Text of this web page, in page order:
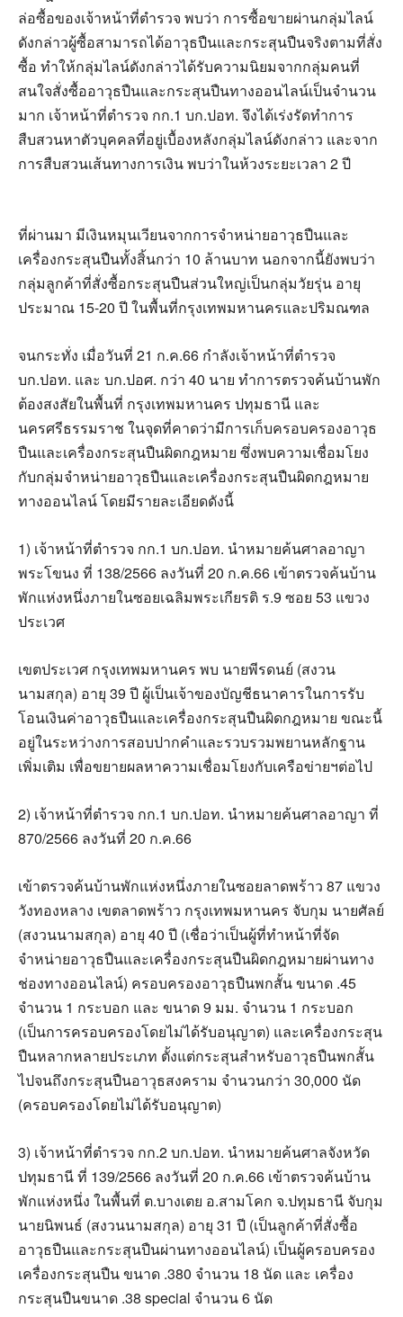
ล่อซื้อของเจ้าหน้าที่ตำรวจ พบว่า การซื้อขายผ่านกลุ่มไลน์
ดังกล่าวผู้ซื้อสามารถได้อาวุธปืนและกระสุนปืนจริงตามที่สั่ง
ซื้อ ทำให้กลุ่มไลน์ดังกล่าวได้รับความนิยมจากกลุ่มคนที่
สนใจสั่งซื้ออาวุธปืนและกระสุนปืนทางออนไลน์เป็นจำนวน
มาก เจ้าหน้าที่ตำรวจ กก.1 บก.ปอท. จึงได้เร่งรัดทำการ
สืบสวนหาตัวบุคคลที่อยู่เบื้องหลังกลุ่มไลน์ดังกล่าว และจาก
การสืบสวนเส้นทางการเงิน พบว่าในห้วงระยะเวลา 2 ปี
ที่ผ่านมา มีเงินหมุนเวียนจากการจำหน่ายอาวุธปืนและ
เครื่องกระสุนปืนทั้งสิ้นกว่า 10 ล้านบาท นอกจากนี้ยังพบว่า
กลุ่มลูกค้าที่สั่งซื้อกระสุนปืนส่วนใหญ่เป็นกลุ่มวัยรุ่น อายุ
ประมาณ 15-20 ปี ในพื้นที่กรุงเทพมหานครและปริมณฑล
จนกระทั่ง เมื่อวันที่ 21 ก.ค.66 กำลังเจ้าหน้าที่ตำรวจ
บก.ปอท. และ บก.ปอศ. กว่า 40 นาย ทำการตรวจค้นบ้านพัก
ต้องสงสัยในพื้นที่ กรุงเทพมหานคร ปทุมธานี และ
นครศรีธรรมราช ในจุดที่คาดว่ามีการเก็บครอบครองอาวุธ
ปืนและเครื่องกระสุนปืนผิดกฎหมาย ซึ่งพบความเชื่อมโยง
กับกลุ่มจำหน่ายอาวุธปืนและเครื่องกระสุนปืนผิดกฎหมาย
ทางออนไลน์ โดยมีรายละเอียดดังนี้
1) เจ้าหน้าที่ตำรวจ กก.1 บก.ปอท. นำหมายค้นศาลอาญา
พระโขนง ที่ 138/2566 ลงวันที่ 20 ก.ค.66 เข้าตรวจค้นบ้าน
พักแห่งหนึ่งภายในซอยเฉลิมพระเกียรติ ร.9 ซอย 53 แขวง
ประเวศ
เขตประเวศ กรุงเทพมหานคร พบ นายพีรดนย์ (สงวน
นามสกุล) อายุ 39 ปี ผู้เป็นเจ้าของบัญชีธนาคารในการรับ
โอนเงินค่าอาวุธปืนและเครื่องกระสุนปืนผิดกฎหมาย ขณะนี้
อยู่ในระหว่างการสอบปากคำและรวบรวมพยานหลักฐาน
เพิ่มเติม เพื่อขยายผลหาความเชื่อมโยงกับเครือข่ายฯต่อไป
2) เจ้าหน้าที่ตำรวจ กก.1 บก.ปอท. นำหมายค้นศาลอาญา ที่
870/2566 ลงวันที่ 20 ก.ค.66
เข้าตรวจค้นบ้านพักแห่งหนึ่งภายในซอยลาดพร้าว 87 แขวง
วังทองหลาง เขตลาดพร้าว กรุงเทพมหานคร จับกุม นายศัลย์
(สงวนนามสกุล) อายุ 40 ปี (เชื่อว่าเป็นผู้ที่ทำหน้าที่จัด
จำหน่ายอาวุธปืนและเครื่องกระสุนปืนผิดกฎหมายผ่านทาง
ช่องทางออนไลน์) ครอบครองอาวุธปืนพกสั้น ขนาด .45
จำนวน 1 กระบอก และ ขนาด 9 มม. จำนวน 1 กระบอก
(เป็นการครอบครองโดยไม่ได้รับอนุญาต) และเครื่องกระสุน
ปืนหลากหลายประเภท ตั้งแต่กระสุนสำหรับอาวุธปืนพกสั้น
ไปจนถึงกระสุนปืนอาวุธสงคราม จำนวนกว่า 30,000 นัด
(ครอบครองโดยไม่ได้รับอนุญาต)
3) เจ้าหน้าที่ตำรวจ กก.2 บก.ปอท. นำหมายค้นศาลจังหวัด
ปทุมธานี ที่ 139/2566 ลงวันที่ 20 ก.ค.66 เข้าตรวจค้นบ้าน
พักแห่งหนึ่ง ในพื้นที่ ต.บางเตย อ.สามโคก จ.ปทุมธานี จับกุม
นายนิพนธ์ (สงวนนามสกุล) อายุ 31 ปี (เป็นลูกค้าที่สั่งซื้อ
อาวุธปืนและกระสุนปืนผ่านทางออนไลน์) เป็นผู้ครอบครอง
เครื่องกระสุนปืน ขนาด .380 จำนวน 18 นัด และ เครื่อง
กระสุนปืนขนาด .38 special จำนวน 6 นัด